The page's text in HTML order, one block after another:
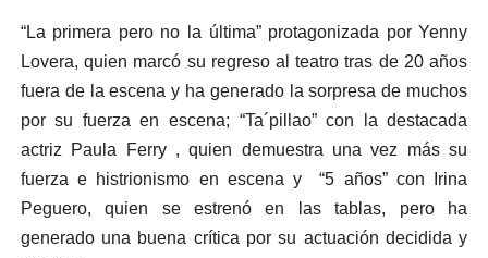
“La primera pero no la última” protagonizada por Yenny
Lovera, quien marcó su regreso al teatro tras de 20 años
fuera de la escena y ha generado la sorpresa de muchos
por su fuerza en escena; “Ta´pillao” con la destacada
actriz Paula Ferry , quien demuestra una vez más su
fuerza e histrionismo en escena y “5 años” con Irina
Peguero, quien se estrenó en las tablas, pero ha
generado una buena crítica por su actuación decidida y